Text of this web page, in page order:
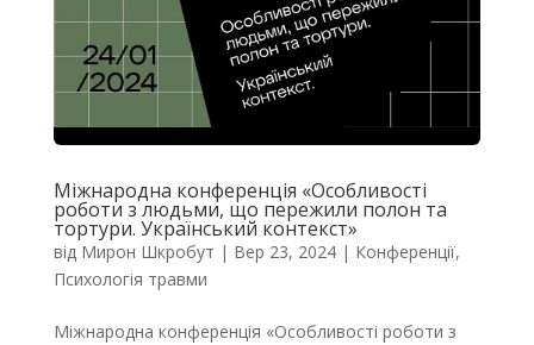
Міжнародна конференція «Особливості
роботи з людьми, що пережили полон та
тортури. Український контекст»
від Мирон Шкробут | Вер 23, 2024| Конференції,
Психологія травми
Міжнародна конференція «Особливості роботи з